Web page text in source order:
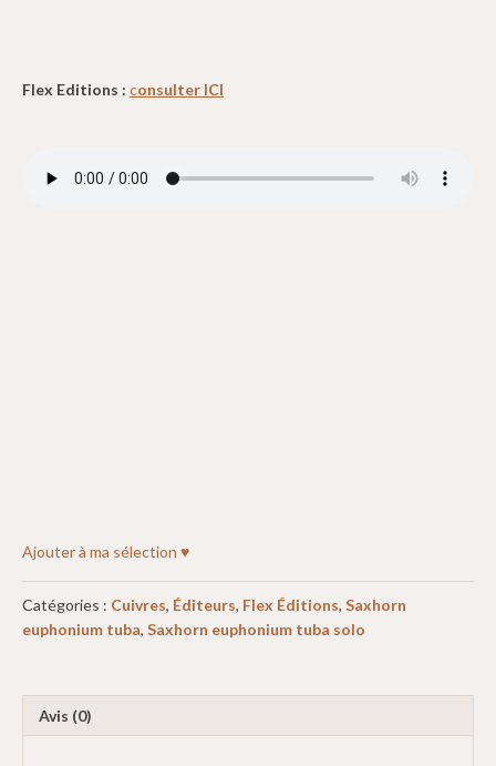
Flex Editions : consulter ICI
Ajouter à ma sélection ♥
Catégories : Cuivres, Éditeurs, Flex Éditions, Saxhorn
euphonium tuba, Saxhorn euphonium tuba solo
Avis (0)